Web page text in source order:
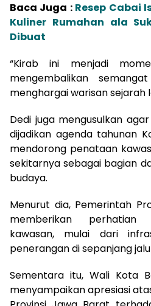
Baca Juga : Resep Cabai
Kuliner Rumahan ala
Dibuat
“Kirab ini menjadi
mengembalikan
menghargai warisan sejarah
Dedi juga mengusulkan
dijadikan agenda tahunan
mendorong penataan
sekitarnya sebagai bagian
budaya.
Menurut dia, Pemerintah
memberikan perhatian
kawasan, mulai dari
penerangan di sepanjang
Sementara itu, Wali Kota
menyampaikan apresiasi